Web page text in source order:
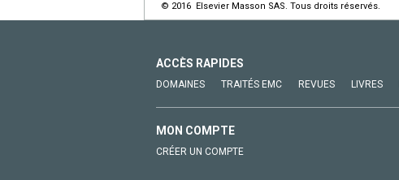
© 2016 Elsevier Masson SAS. Tous droits réservés.
ACCÈS RAPIDES
DOMAINES TRAITÉS EMC REVUES LIVRES
MON COMPTE
CRÉER UN COMPTE